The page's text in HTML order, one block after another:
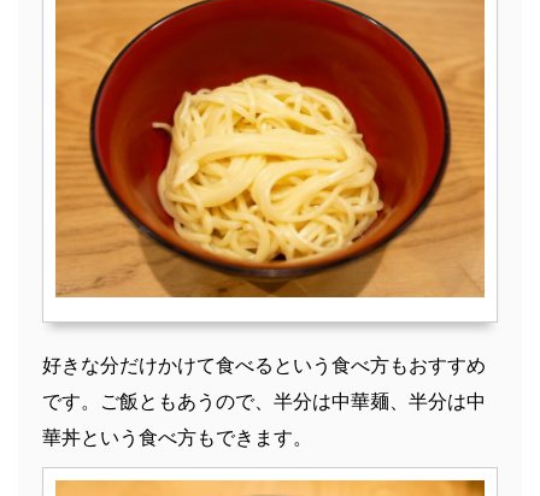
好きな分だけかけて食べるという食べ方もおすすめ
です。ご飯ともあうので、半分は中華麺、半分は中
華丼という食べ方もできます。